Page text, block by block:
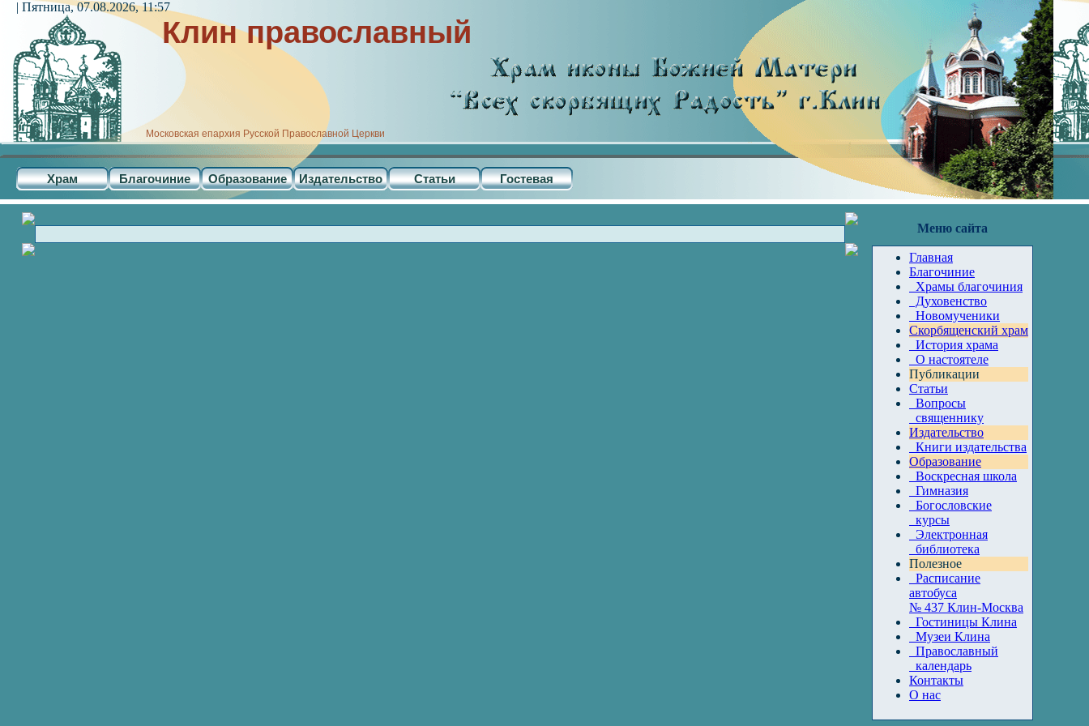
Клин православный
Московская епархия Русской Православной Церкви
Храм Благочиние Образование Издательство Статьи Гостевая
| Пятница, 07.08.2026, 11:57
Меню сайта
Главная
Благочиние
Храмы благочиния
Духовенство
Новомученики
Скорбященский храм
История храма
О настоятеле
Публикации
Статьи
Вопросы
священнику
Издательство
Книги издательства
Образование
Воскресная школа
Гимназия
Богословские
курсы
Электронная
библиотека
Полезное
Расписание
автобуса
№ 437 Клин-Москва
Гостиницы Клина
Музеи Клина
Православный
календарь
Контакты
О нас